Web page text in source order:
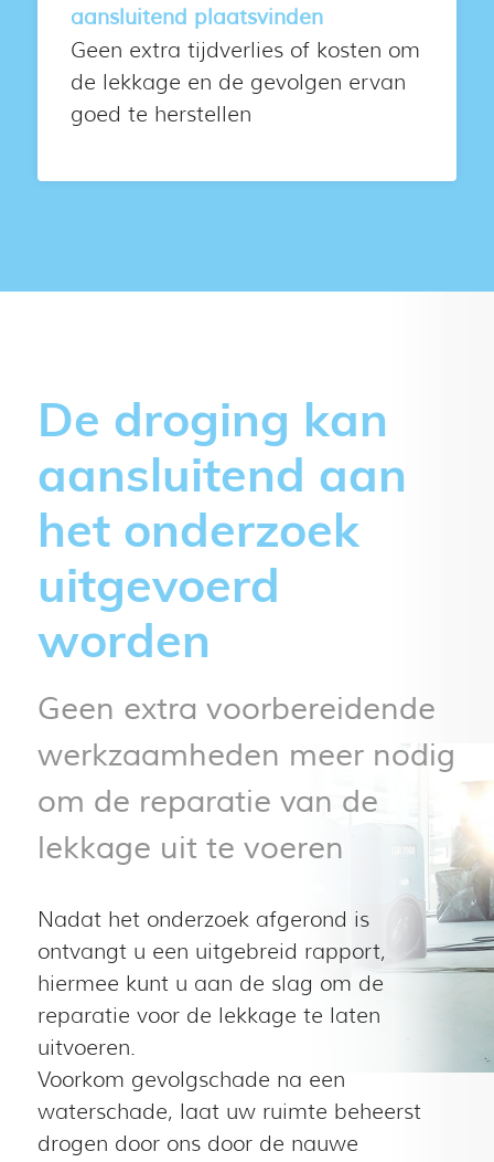
aansluitend plaatsvinden
Geen extra tijdverlies of kosten om
de lekkage en de gevolgen ervan
goed te herstellen
De droging kan
aansluitend aan
het onderzoek
uitgevoerd
worden
Geen extra voorbereidende
werkzaamheden meer nodig
om de reparatie van de
lekkage uit te voeren
Nadat het onderzoek afgerond is
ontvangt u een uitgebreid rapport,
hiermee kunt u aan de slag om de
reparatie voor de lekkage te laten
uitvoeren.
Voorkom gevolgschade na een
waterschade, laat uw ruimte beheerst
drogen door ons door de nauwe